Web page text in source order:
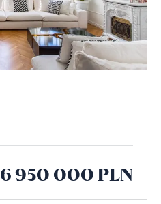
6 950 000 PLN